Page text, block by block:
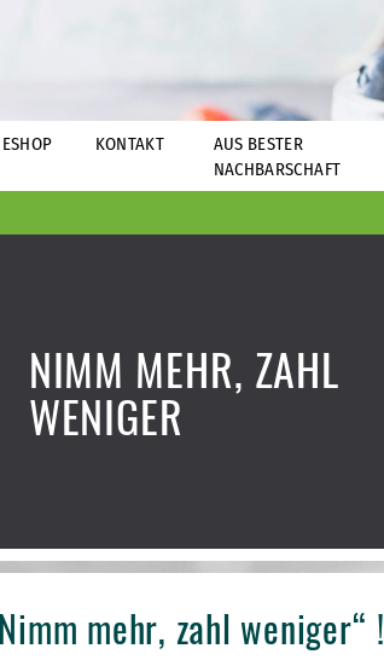
KONTAKT
AUS BESTER
NACHBARSCHAFT
NIMM MEHR, ZAHL
WENIGER
mehr, zahl weniger“ !